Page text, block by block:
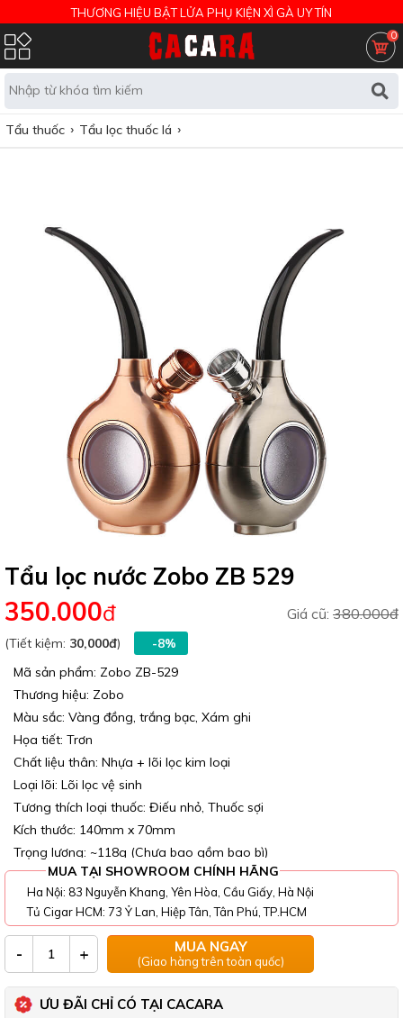
THƯƠNG HIỆU BẬT LỬA PHỤ KIỆN XÌ GÀ UY TÍN
0
Tẩu thuốc Tẩu lọc thuốc lá
Tẩu lọc nước Zobo ZB 529
Giá cũ: 380.000đ
350.000đ
(Tiết kiệm: 30,000đ) -8%
Mã sản phẩm: Zobo ZB-529
Thương hiệu: Zobo
Màu sắc: Vàng đồng, trắng bạc, Xám ghi
Họa tiết: Trơn
Chất liệu thân: Nhựa + lõi lọc kim loại
Loại lõi: Lõi lọc vệ sinh
Tương thích loại thuốc: Điếu nhỏ, Thuốc sợi
Kích thước: 140mm x 70mm
Trọng lượng: ~118g (Chưa bao gồm bao bì)
MUA TẠI SHOWROOM CHÍNH HÃNG
Ha Nội: 83 Nguyễn Khang, Yên Hòa, Cầu Giấy, Hà Nội
Tủ Cigar HCM: 73 Ỷ Lan, Hiệp Tân, Tân Phú, TP.HCM
- + MUA NGAY
(Giao hàng trên toàn quốc)
ƯU ĐÃI CHỈ CÓ TẠI CACARA